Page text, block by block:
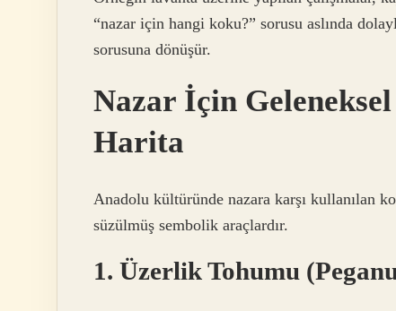
“nazar için hangi koku?” sorusu aslında
sorusuna dönüşür.
Nazar İçin
Harita
Anadolu kültüründe nazara karşı kullanılan
süzülmüş sembolik araçlardır.
1. Üzerlik Tohumu